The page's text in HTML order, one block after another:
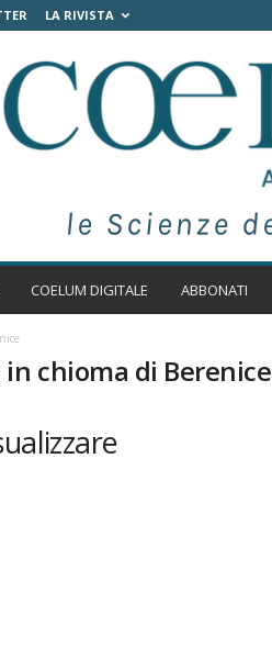
LA RIVISTA
COELUM DIGITALE ABBONATI
in chioma di Berenice